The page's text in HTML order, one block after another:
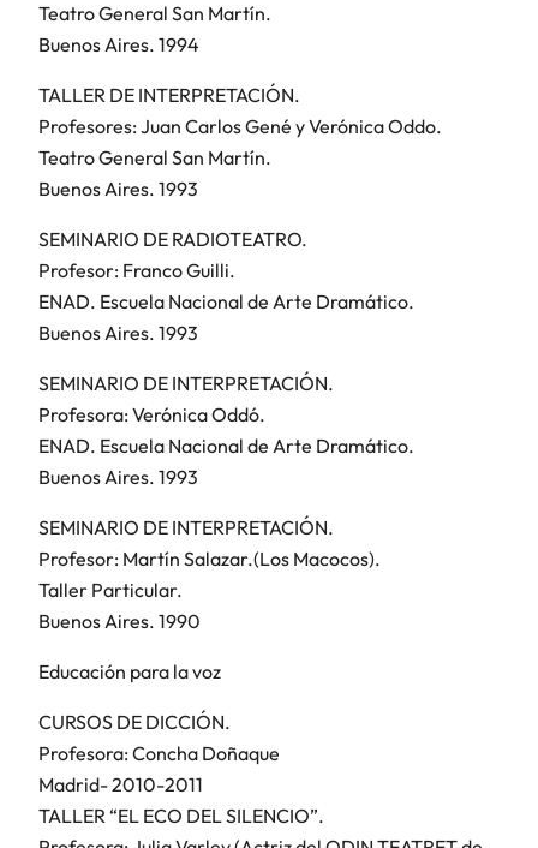
Teatro General San Martín.
Buenos Aires. 1994
TALLER DE INTERPRETACIÓN.
Profesores: Juan Carlos Gené y Verónica Oddo.
Teatro General San Martín.
Buenos Aires. 1993
SEMINARIO DE RADIOTEATRO.
Profesor: Franco Guilli.
ENAD. Escuela Nacional de Arte Dramático.
Buenos Aires. 1993
SEMINARIO DE INTERPRETACIÓN.
Profesora: Verónica Oddó.
ENAD. Escuela Nacional de Arte Dramático.
Buenos Aires. 1993
SEMINARIO DE INTERPRETACIÓN.
Profesor: Martín Salazar.(Los Macocos).
Taller Particular.
Buenos Aires. 1990
Educación para la voz
CURSOS DE DICCIÓN.
Profesora: Concha Doñaque
Madrid- 2010-2011
TALLER “EL ECO DEL SILENCIO”.